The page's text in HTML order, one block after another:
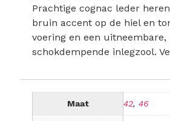
Prachtige cognac leder
bruin accent op de hiel en
voering en een uitneembare,
schokdempende inlegzool.
Maat 42,46